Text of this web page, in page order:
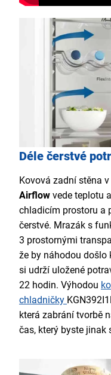
Déle čerstvé
Kovová zadní stěna
Airflow vede teplotu
chladicím prostoru a
čerstvé. Mrazák s
3 prostornými
že by náhodou došlo
si udrží uložené
22 hodin. Výhodou
chladničky
která zabrání tvorbě
čas, který byste